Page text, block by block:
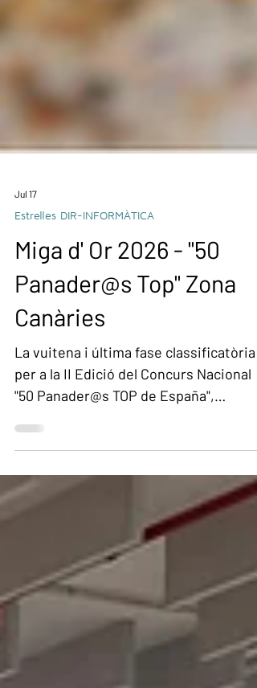
Jul 17
Miga d' Or 2026 - "50
Panader@s Top" Zona
Canàries
La vuitena i última fase classificatòria
per a la II Edició del Concurs Nacional
organitzada per Panatics i Pan de
de Santo Domingo, a La Laguna